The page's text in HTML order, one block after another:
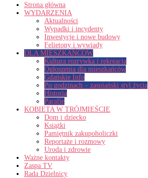
Strona główna
WYDARZENIA
Aktualności
Wypadki i incydenty
Inwestycje i nowe budowy
Felietony i wywiady
DLA MIESZKAŃCÓW
Kultura rozrywka i rekreacja
Ogłoszenia dla mieszkańców
Gdańskie Info
Po godzinach – zaspiański styl życia
Historia
Parafie
KOBIETA W TRÓJMIEŚCIE
Dom i dziecko
Książki
Pamiętnik zakupoholiczki
Reportaże i rozmowy
Uroda i zdrowie
Ważne kontakty
Zaspa TV
Rada Dzielnicy